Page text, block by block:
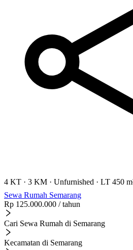
4 KT · 3 KM · Unfurnished · LT 450
Sewa Rumah Semarang
Rp 125.000.000 / tahun
Cari Sewa Rumah di Semarang
Kecamatan di Semarang